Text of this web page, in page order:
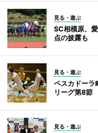
見る・遊ぶ
SC相模原、
点の披露も
見る・遊ぶ
ペスカドー
リーグ第8節
見る・遊ぶ